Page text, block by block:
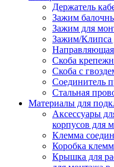
Держатель
Зажим
Зажим для
Зажим/Клипса
Направляющая
Скоба
Скоба с
Соединитель
Стальная
Материалы для
Аксессуары
корпусов для
Клемма
Коробка
Крышка для